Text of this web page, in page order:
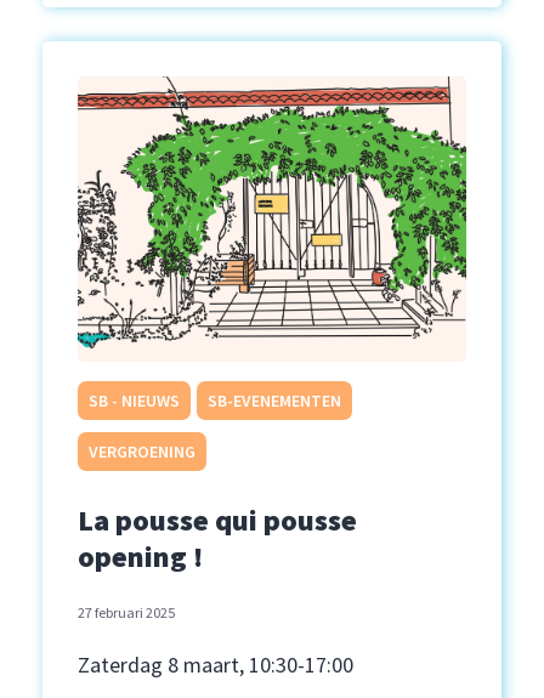
SB - NIEUWS SB-EVENEMENTEN
VERGROENING
La pousse qui pousse
opening !
27 februari 2025
Zaterdag 8 maart, 10:30-17:00